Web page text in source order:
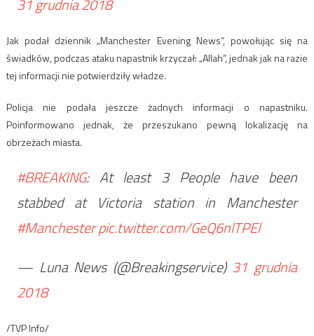
31 grudnia 2018
Jak podał dziennik „Manchester Evening News”, powołując się na
świadków, podczas ataku napastnik krzyczał: „Allah”, jednak jak na razie
tej informacji nie potwierdziły władze.
Policja nie podała jeszcze żadnych informacji o napastniku.
Poinformowano jednak, że przeszukano pewną lokalizację na
obrzeżach miasta.
#BREAKING: At least 3 People have been
stabbed at Victoria station in Manchester
#Manchesterpic.twitter.com/GeQ6nlTPEl
— Luna News (@Breakingservice) 31 grudnia
2018
/TVP Info/